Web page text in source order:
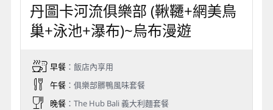
丹圖卡河流俱樂部 (鞦韆+網美鳥
巢+泳池+瀑布)~烏布漫遊
早餐：飯店內享用
午餐：俱樂部髒鴨風味套餐
晚餐：The Hub Bali 義大利麵套餐